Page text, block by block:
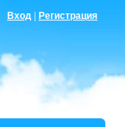
Вход Регистрация